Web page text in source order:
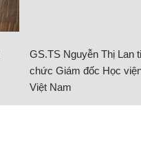
GS.TS Nguyễn Thị Lan
chức Giám đốc Học
Việt Nam